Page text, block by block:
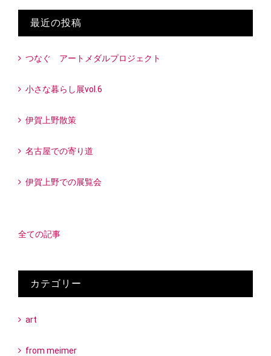
最近の投稿
つなぐ アートメダルプロジェクト
小さな暮らし展vol.6
伊賀上野散策
名古屋での寄り道
伊賀上野での展覧会
全ての記事
カテゴリー
art
from meimer